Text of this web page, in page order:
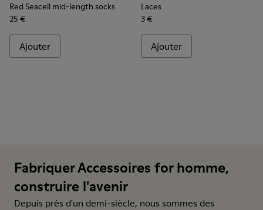
Red Seacell mid-length socks
25 €
Ajouter
Laces
3 €
Ajouter
Fabriquer Accessoires for homme,
construire l'avenir
Depuis près d'un demi-siècle, nous sommes des